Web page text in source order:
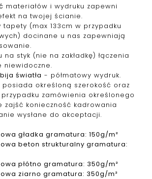
materiałów i wydruku zapewni
na twojej ścianie.
tapety (max 133cm w przypadku
) docinane u nas zapewniają
na styk (nie na zakładkę) łączenia
niewidoczne.
światła - półmatowy wydruk.
posiada określoną szerokość oraz
zamówienia określonego
zajść konieczność kadrowania
wysłane do akceptacji.
gładka gramatura: 150g/m²
beton strukturalny gramatura:
płótno gramatura: 350g/m²
ziarno gramatura: 350g/m²